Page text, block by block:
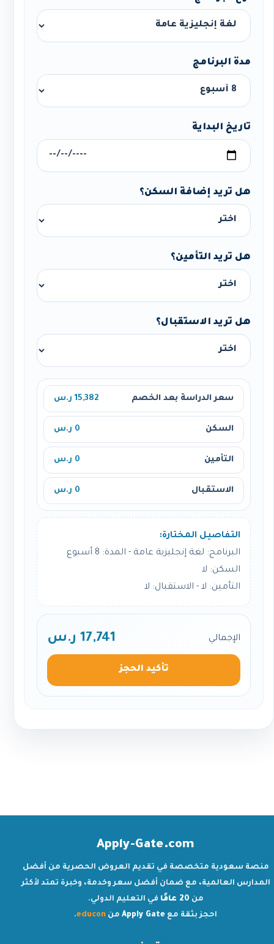
مدة البرنامج
تاريخ البداية
هل تريد إضافة السكن؟
هل تريد التأمين؟
هل تريد الاستقبال؟
سعر الدراسة بعد الخصم 15,382 ر.س
السكن 0 ر.س
التأمين 0 ر.س
الاستقبال 0 ر.س
التفاصيل المختارة:
البرنامج: لغة إنجليزية عامة - المدة: 8 أسبوع
السكن: لا
التأمين: لا - الاستقبال: لا
الإجمالي 17,741 ر.س
تأكيد الحجز
Apply-Gate.com
منصة سعودية متخصصة في تقديم العروض الحصرية من أفضل
المدارس العالمية، مع ضمان أفضل سعر وخدمة، وخبرة تمتد لأكثر
من 20 عامًا
في التعليم الدولي.
احجز بثقة مع Apply Gate من educon
.